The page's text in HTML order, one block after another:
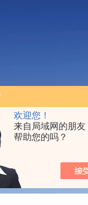
欢迎您！
来自局域网的朋友
帮助您的吗？